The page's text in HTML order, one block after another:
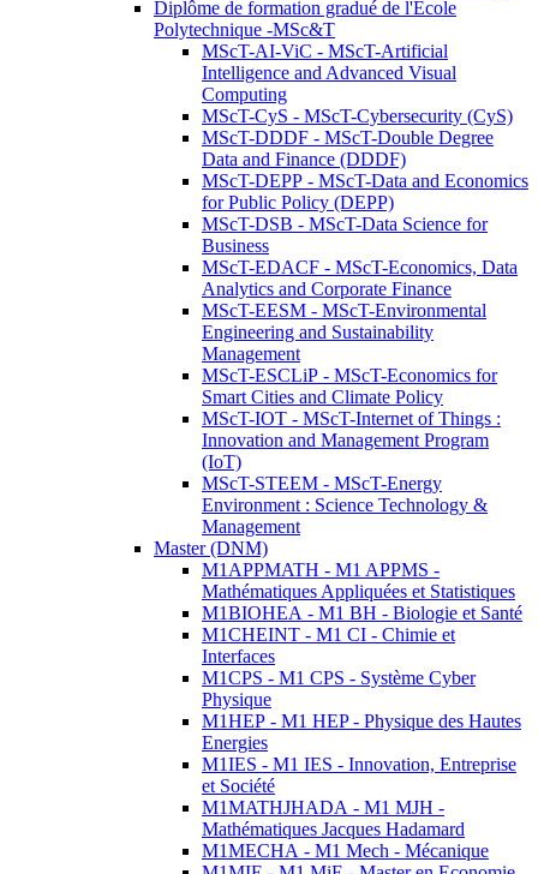
Diplôme de formation gradué de l'Ecole
Polytechnique -MSc&T
MScT-AI-ViC - MScT-Artificial
Intelligence and Advanced Visual
Computing
MScT-CyS - MScT-Cybersecurity (CyS)
MScT-DDDF - MScT-Double Degree
Data and Finance (DDDF)
MScT-DEPP - MScT-Data and Economics
for Public Policy (DEPP)
MScT-DSB - MScT-Data Science for
Business
MScT-EDACF - MScT-Economics, Data
Analytics and Corporate Finance
MScT-EESM - MScT-Environmental
Engineering and Sustainability
Management
MScT-ESCLiP - MScT-Economics for
Smart Cities and Climate Policy
MScT-IOT - MScT-Internet of Things :
Innovation and Management Program
(IoT)
MScT-STEEM - MScT-Energy
Environment : Science Technology &
Management
Master (DNM)
M1APPMATH - M1 APPMS -
Mathématiques Appliquées et Statistiques
M1BIOHEA - M1 BH - Biologie et Santé
M1CHEINT - M1 CI - Chimie et
Interfaces
M1CPS - M1 CPS - Système Cyber
Physique
M1HEP - M1 HEP - Physique des Hautes
Energies
M1IES - M1 IES - Innovation, Entreprise
et Société
M1MATHJHADA - M1 MJH -
Mathématiques Jacques Hadamard
M1MECHA - M1 Mech - Mécanique